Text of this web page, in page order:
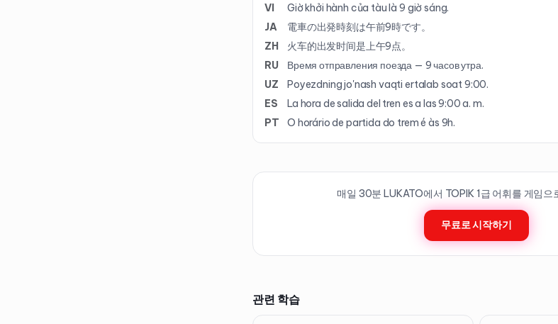
VI
Giờ khởi hành của tàu là 9 giờ sáng.
JA
電車の出発時刻は午前9時です。
ZH
火车的出发时间是上午9点。
RU
Время отправления поезда — 9 часов утра.
UZ
Poyezdning jo'nash vaqti ertalab soat 9:00.
ES
La hora de salida del tren es a las 9:00 a. m.
PT
O horário de partida do trem é às 9h.
매일 30분 LUKATO에서 TOPIK 1급 어휘를 게임으
무료로 시작하기
관련 학습